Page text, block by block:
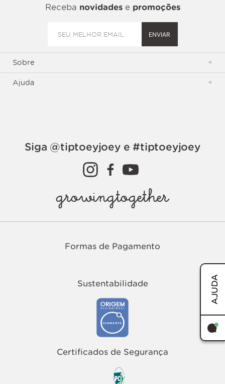
AJUDA
Receba novidadese promoções
ENVIAR
Sobre +
Ajuda +
Siga @tiptoeyjoey e #tiptoeyjoey
growingtogether
Formas de Pagamento
Sustentabilidade
Certificados de Segurança
TERMOS MAIS BUSCADOS